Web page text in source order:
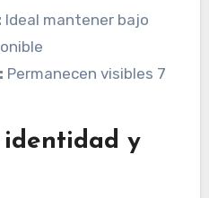
Ideal mantener bajo
Permanecen visibles 7
identidad y